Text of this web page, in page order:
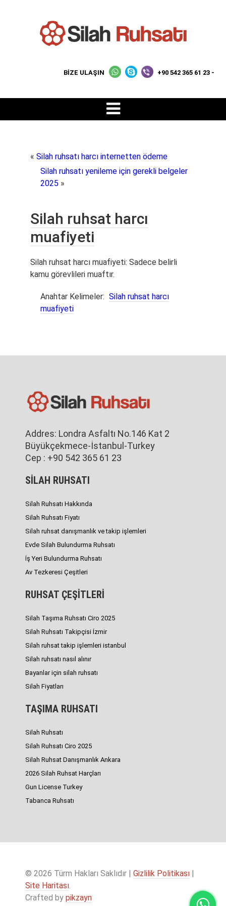
BİZE ULAŞIN +90 542 365 61 23 -
« Silah ruhsatı harcı internetten ödeme
Silah ruhsatı yenileme için gerekli belgeler
2025 »
Silah ruhsat harcı
muafiyeti
Silah ruhsat harcı muafiyeti: Sadece belirli
kamu görevlileri muaftır.
Anahtar Kelimeler: Silah ruhsat harcı
muafiyeti
Addres: Londra Asfaltı No.146 Kat 2
Büyükçekmece-İstanbul-Turkey
Cep : +90 542 365 61 23
SİLAH RUHSATI
Silah Ruhsatı Hakkında
Silah Ruhsatı Fiyatı
Silah ruhsat danışmanlık ve takip işlemleri
Evde Silah Bulundurma Ruhsatı
İş Yeri Bulundurma Ruhsatı
Av Tezkeresi Çeşitleri
RUHSAT ÇEŞİTLERİ
Silah Taşıma Ruhsatı Ciro 2025
Silah Ruhsatı Takipçisi İzmir
Silah ruhsat takip işlemleri istanbul
Silah ruhsatı nasıl alınır
Bayanlar için silah ruhsatı
Silah Fiyatları
TAŞIMA RUHSATI
Silah Ruhsatı
Silah Ruhsatı Ciro 2025
Silah Ruhsat Danışmanlık Ankara
2026 Silah Ruhsat Harçları
Gun License Turkey
Tabanca Ruhsatı
© 2026 Türm Hakları Saklıdır | Gizlilik Politikası
Site Haritası.
Crafted by pikzayn